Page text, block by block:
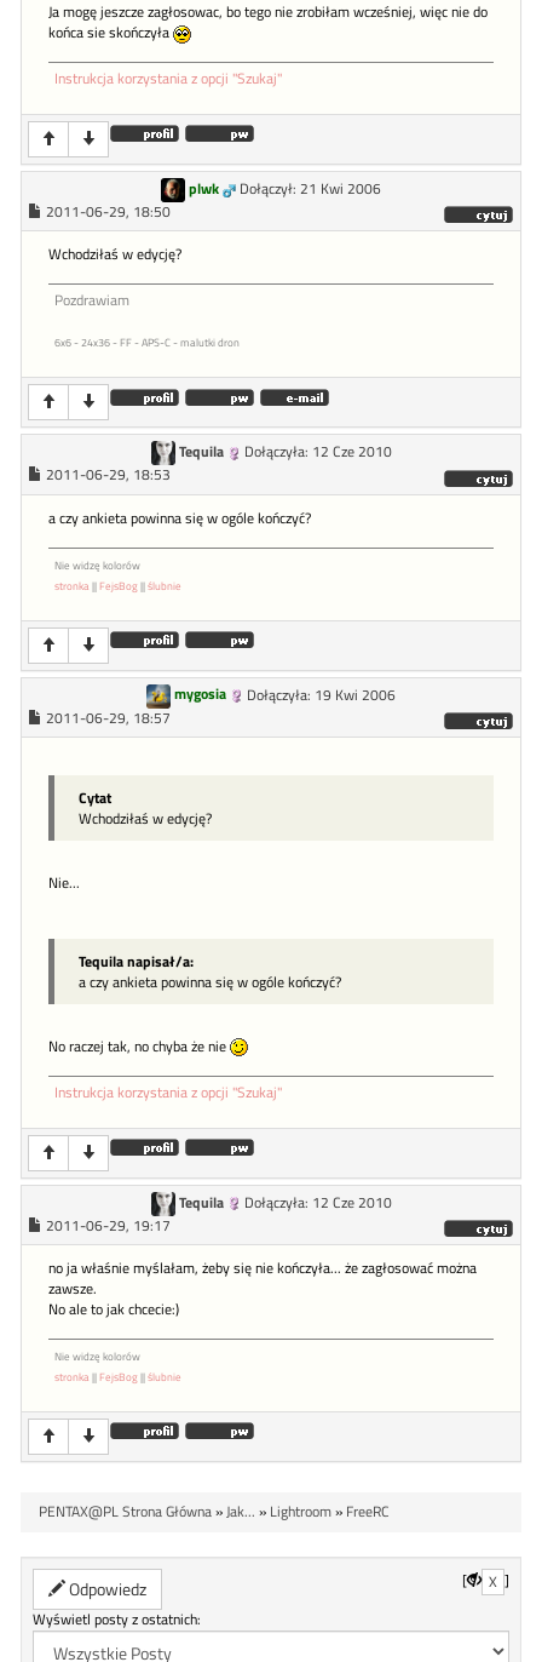
Ja mogę jeszcze zagłosowac, bo tego nie zrobiłam wcześniej, więc nie do
końca sie skończyła
Instrukcja korzystania z opcji "Szukaj"
plwk
Dołączył: 21 Kwi 2006
2011-06-29, 18:50
Wchodziłaś w edycję?
Pozdrawiam
6x6 - 24x36 - FF - APS-C - malutki dron
Tequila
Dołączyła: 12 Cze 2010
2011-06-29, 18:53
a czy ankieta powinna się w ogóle kończyć?
Nie widzę kolorów
stronka ||FejsBog||ślubnie
mygosia
Dołączyła: 19 Kwi 2006
2011-06-29, 18:57
Cytat
Wchodziłaś w edycję?
Nie...
Tequila napisał/a:
a czy ankieta powinna się w ogóle kończyć?
No raczej tak, no chyba że nie
Instrukcja korzystania z opcji "Szukaj"
Tequila
Dołączyła: 12 Cze 2010
2011-06-29, 19:17
no ja właśnie myślałam, żeby się nie kończyła... że zagłosować można
zawsze.
No ale to jak chcecie:)
Nie widzę kolorów
stronka ||FejsBog||ślubnie
PENTAX@PL Strona Główna» Jak... » Lightroom» FreeRC
Odpowiedz [ X ]
Wyświetl posty z ostatnich: